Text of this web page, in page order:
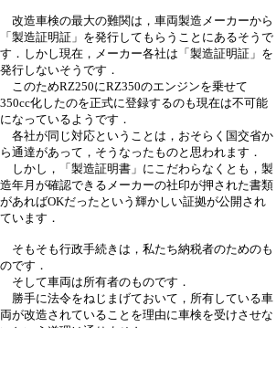
改造車検の最大の難関は，車両製造メーカーから
「製造証明証」を発行してもらうことにあるそうで
す．しかし現在，メーカー各社は「製造証明証」を
発行しないそうです．
このためRZ250にRZ350のエンジンを乗せて
350cc化したのを正式に登録するのも現在は不可能
になっているようです．
各社が同じ対応ということは，おそらく国交省か
ら通達があって，そうなったものと思われます．
しかし，「製造証明書」にこだわらなくとも，製
造年月が確認できるメーカーの社印が押された書類
があればOKだったという輝かしい証拠が公開され
ています．
そもそも行政手続きは，私たち納税者のためのも
のです．
そして車両は所有者のものです．
勝手に法令をねじまげておいて，所有している車
両が改造されていることを理由に車検を受けさせな
いという道理は通りません．